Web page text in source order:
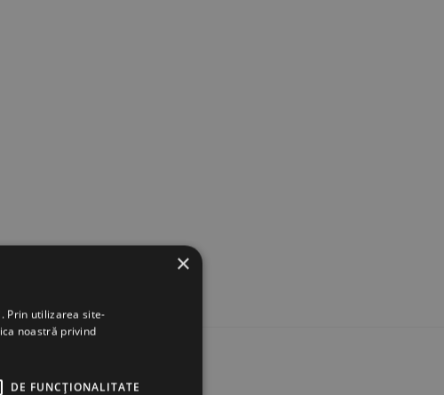
UTILE
×
Prin utilizarea site-
noastră privind
DE FUNCŢIONALITATE